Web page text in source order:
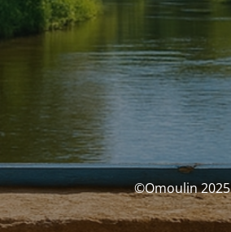
©Omoulin 2025